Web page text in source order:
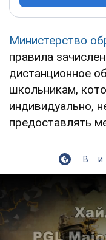
Министерство
правила
дистанционное
школьникам,
индивидуально,
предоставлять